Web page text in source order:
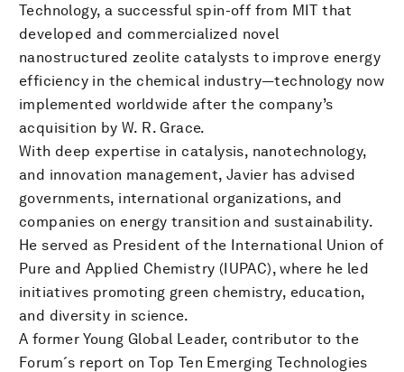
Technology, a successful spin-off from MIT that
developed and commercialized novel
nanostructured zeolite catalysts to improve energy
efficiency in the chemical industry—technology now
implemented worldwide after the company’s
acquisition by W. R. Grace.
With deep expertise in catalysis, nanotechnology,
and innovation management, Javier has advised
governments, international organizations, and
companies on energy transition and sustainability.
He served as President of the International Union of
Pure and Applied Chemistry (IUPAC), where he led
initiatives promoting green chemistry, education,
and diversity in science.
A former Young Global Leader, contributor to the
Forum´s report on Top Ten Emerging Technologies